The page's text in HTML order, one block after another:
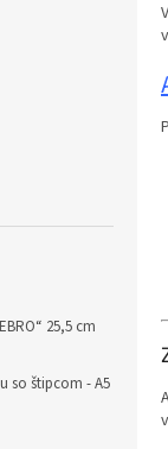
25,5 cm
so štipcom - A5